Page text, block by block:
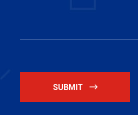
SUBMIT 